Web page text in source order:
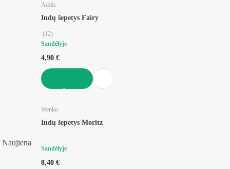
Addis
Indų šepetys Fairy
(12)
Sandėlyje
4,90 €
Naujiena
Wenko
Indų šepetys Moritz
Sandėlyje
8,40 €